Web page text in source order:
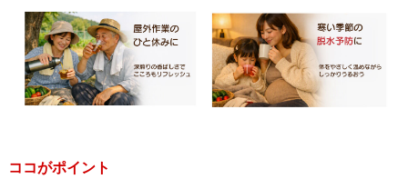
ココがポイント